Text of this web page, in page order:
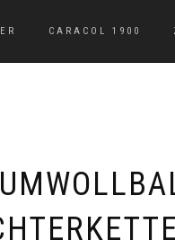
CARACOL 1900